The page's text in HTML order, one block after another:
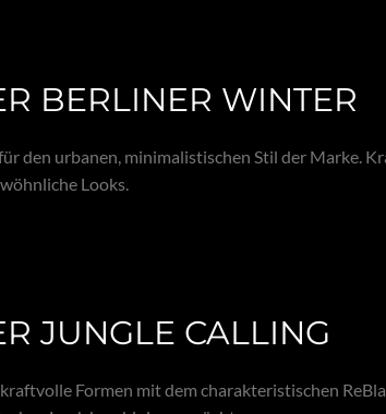
BERLINER WINTER
den urbanen, minimalistischen Stil der Marke.
Looks.
JUNGLE CALLING
Formen mit dem charakteristischen